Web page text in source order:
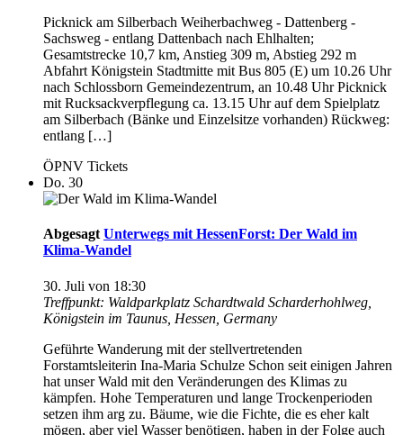
Picknick am Silberbach Weiherbachweg - Dattenberg -
Sachsweg - entlang Dattenbach nach Ehlhalten;
Gesamtstrecke 10,7 km, Anstieg 309 m, Abstieg 292 m
Abfahrt Königstein Stadtmitte mit Bus 805 (E) um 10.26 Uhr
nach Schlossborn Gemeindezentrum, an 10.48 Uhr Picknick
mit Rucksackverpflegung ca. 13.15 Uhr auf dem Spielplatz
am Silberbach (Bänke und Einzelsitze vorhanden) Rückweg:
entlang […]
ÖPNV Tickets
Do. 30
Abgesagt Unterwegs mit HessenForst: Der Wald im
Klima-Wandel
30. Juli von 18:30
Treffpunkt: Waldparkplatz Schardtwald Scharderhohlweg,
Königstein im Taunus, Hessen, Germany
Geführte Wanderung mit der stellvertretenden
Forstamtsleiterin Ina-Maria Schulze Schon seit einigen Jahren
hat unser Wald mit den Veränderungen des Klimas zu
kämpfen. Hohe Temperaturen und lange Trockenperioden
setzen ihm arg zu. Bäume, wie die Fichte, die es eher kalt
mögen, aber viel Wasser benötigen, haben in der Folge auch